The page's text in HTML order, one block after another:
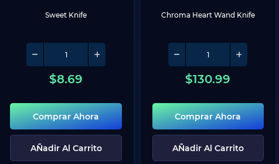
Sweet Knife
$8.69
Comprar Ahora
AÑadir Al Carrito
Chroma Heart Wand Knife
$130.99
Comprar Ahora
AÑadir Al Carrito